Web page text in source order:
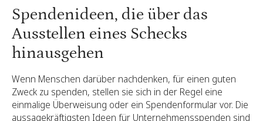
Spendenideen, die über das
Ausstellen eines Schecks
hinausgehen
Wenn Menschen darüber nachdenken, für einen guten
Zweck zu spenden, stellen sie sich in der Regel eine
einmalige Überweisung oder ein Spendenformular vor. Die
aussagekräftigsten Ideen für Unternehmensspenden sind